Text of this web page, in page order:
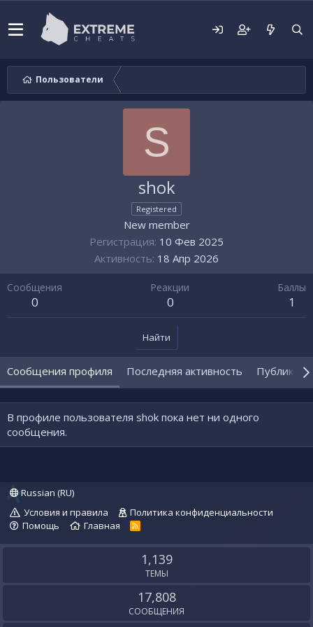
Пользователи
S
shok
Registered
New member
Регистрация 10 Фев 2025
Активность 18 Апр 2026
Сообщения
0
Реакции
0
Баллы
1
Найти
Сообщения профиля Последняя активность
В профиле пользователя shok пока нет ни одного
сообщения.
Russian (RU)
Условия и правила
Политика конфиденциальности
Помощь
Главная
R
S
1,139
ТЕМЫ
17,808
СООБЩЕНИЯ